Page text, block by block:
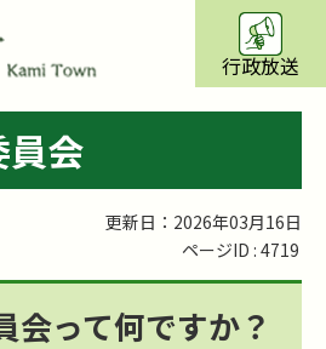
行政放送
会
更新日：2026年03月16日
ページID : 4719
会って何ですか？